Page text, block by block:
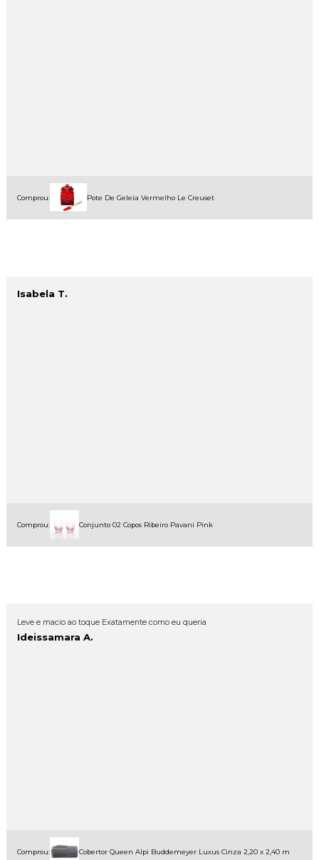
Comprou: Pote De Geleia Vermelho Le Creuset
Isabela T.
Comprou: Conjunto 02 Copos Ribeiro Pavani Pink
Leve e macio ao toque Exatamente como eu queria
Ideissamara A.
Comprou: Cobertor Queen Alpi Buddemeyer Luxus Cinza 2,20 x 2,40 m